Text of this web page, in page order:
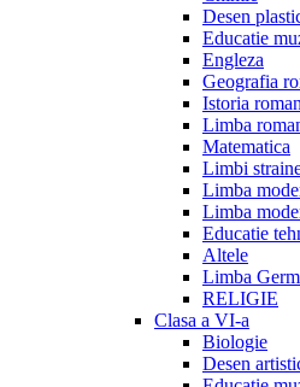
Desen
Educatie
Engleza
Geografia
Istoria
Limba
Matematica
Limbi
Limba
Limba
Educatie
Altele
Limba
RELIGIE
Clasa a VI-a
Biologie
Desen